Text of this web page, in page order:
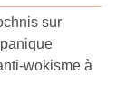
sur
wokisme à